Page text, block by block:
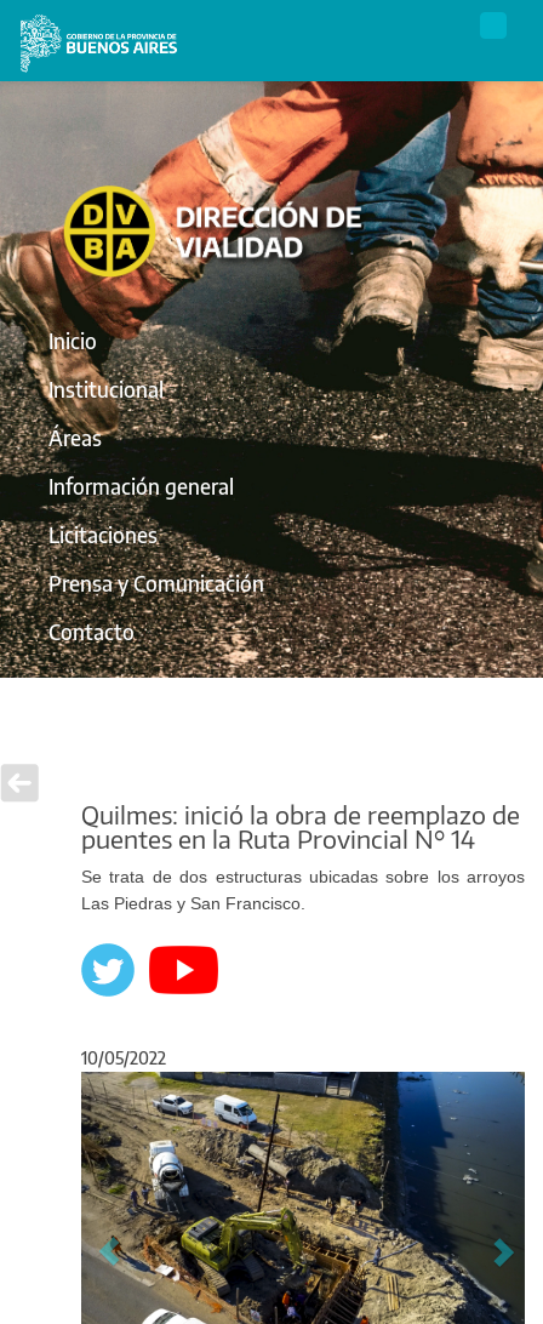
Inicio
Institucional
Áreas
Información general
Licitaciones
Prensa y Comunicación
Contacto
Quilmes: inició la obra de reemplazo de
puentes en la Ruta Provincial N° 14
Se trata de dos estructuras ubicadas sobre los arroyos
Las Piedras y San Francisco.
10/05/2022
Anterior